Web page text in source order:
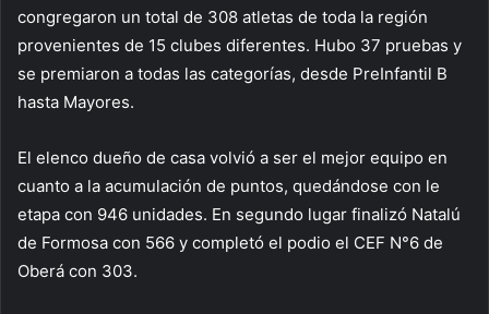
congregaron un total de 308 atletas de toda la región
provenientes de 15 clubes diferentes. Hubo 37 pruebas y
se premiaron a todas las categorías, desde PreInfantil B
hasta Mayores.
El elenco dueño de casa volvió a ser el mejor equipo en
cuanto a la acumulación de puntos, quedándose con le
etapa con 946 unidades. En segundo lugar finalizó Natalú
de Formosa con 566 y completó el podio el CEF N°6 de
Oberá con 303.